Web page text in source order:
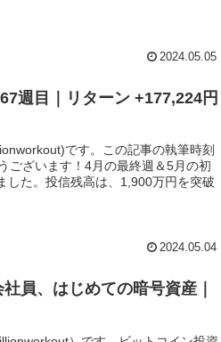
2024.05.05
週目｜リターン +177,224円
です。この記事の執筆時刻
ございます！4月の最終週＆5月の初
した。投信残高は、1,900万円を突破
2024.05.04
員、はじめての暗号資産｜